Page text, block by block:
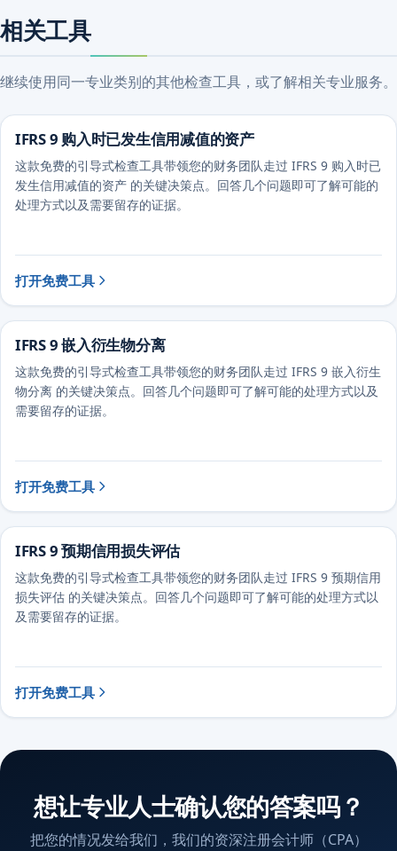
相关工具
继续使用同一专业类别的其他检查工具，或了解相关专业服务。
IFRS 9 购入时已发生信用减值的资产
这款免费的引导式检查工具带领您的财务团队走过 IFRS 9 购入时已
发生信用减值的资产 的关键决策点。回答几个问题即可了解可能的
处理方式以及需要留存的证据。
打开免费工具
IFRS 9 嵌入衍生物分离
这款免费的引导式检查工具带领您的财务团队走过 IFRS 9 嵌入衍生
物分离 的关键决策点。回答几个问题即可了解可能的处理方式以及
需要留存的证据。
打开免费工具
IFRS 9 预期信用损失评估
这款免费的引导式检查工具带领您的财务团队走过 IFRS 9 预期信用
损失评估 的关键决策点。回答几个问题即可了解可能的处理方式以
及需要留存的证据。
打开免费工具
想让专业人士确认您的答案吗？
把您的情况发给我们，我们的资深注册会计师（CPA）